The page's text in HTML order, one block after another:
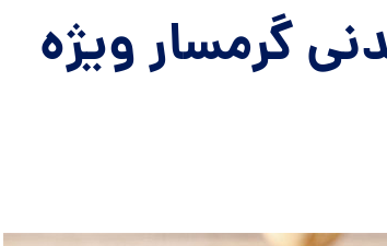
گرمسار ویژه